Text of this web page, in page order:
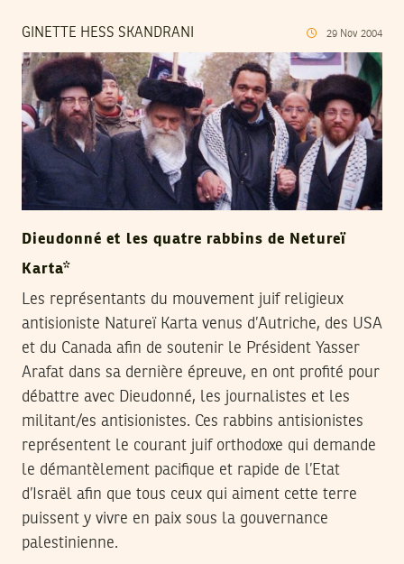
GINETTE HESS SKANDRANI 29 Nov 2004
Dieudonné et les quatre rabbins de Netureï
Karta*
Les représentants du mouvement juif religieux
antisioniste Natureï Karta venus d’Autriche, des USA
et du Canada afin de soutenir le Président Yasser
Arafat dans sa dernière épreuve, en ont profité pour
débattre avec Dieudonné, les journalistes et les
militant/es antisionistes. Ces rabbins antisionistes
représentent le courant juif orthodoxe qui demande
le démantèlement pacifique et rapide de l’Etat
d’Israël afin que tous ceux qui aiment cette terre
puissent y vivre en paix sous la gouvernance
palestinienne.